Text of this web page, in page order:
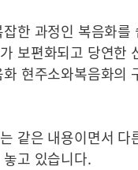
한 과정인 복음화
보편화되고 당연한
현주소와복음화의
같은 내용이면서
고 있습니다.